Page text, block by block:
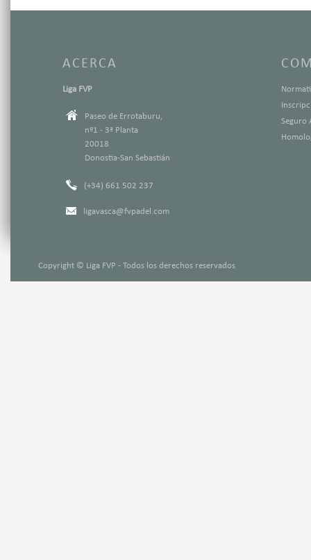
ACERCA
Liga FVP
Paseo de Errotaburu,
nº1 - 3ª Planta
20018
Donostia-San Sebastián
(+34) 661 502 237
ligavasca@fvpadel.com
Seguro
Copyright © Liga FVP - Todos los derechos reservados